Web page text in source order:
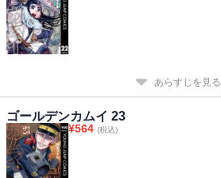
あらすじを見る
ゴールデンカムイ 23
¥564 (税込)